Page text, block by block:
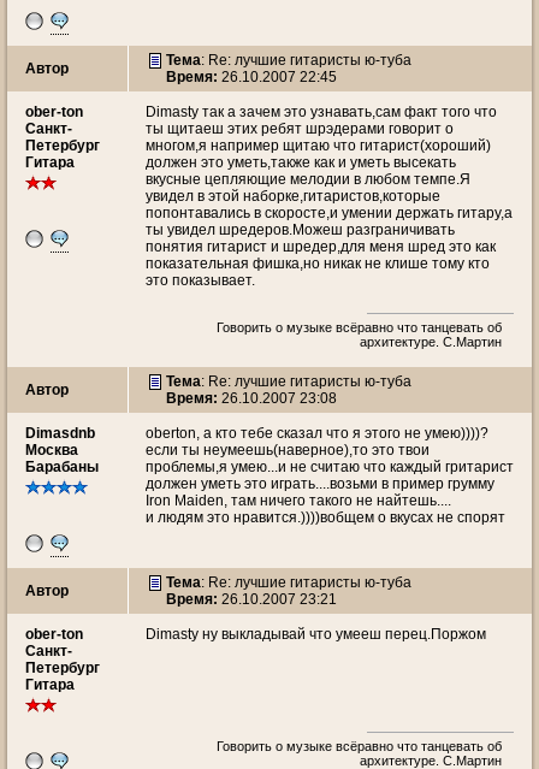
Автор Тема: Re: лучшие гитаристы ю-туба
Время: 26.10.2007 22:45
ober-ton
Санкт-
Петербург
Гитара
Dimasty так а зачем это узнавать,сам факт того что
ты щитаеш этих ребят шрэдерами говорит о
многом,я например щитаю что гитарист(хороший)
должен это уметь,также как и уметь высекать
вкусные цепляющие мелодии в любом темпе.Я
увидел в этой наборке,гитаристов,которые
попонтавались в скоросте,и умении держать гитару,а
ты увидел шредеров.Можеш разграничивать
понятия гитарист и шредер,для меня шред это как
показательная фишка,но никак не клише тому кто
это показывает.
Говорить о музыке всёравно что танцевать об
архитектуре. С.Мартин
Автор Тема: Re: лучшие гитаристы ю-туба
Время: 26.10.2007 23:08
Dimasdnb
Москва
Барабаны
oberton, а кто тебе сказал что я этого не умею))))?
если ты неумеешь(наверное),то это твои
проблемы,я умею...и не считаю что каждый гритарист
должен уметь это играть....возьми в пример грумму
Iron Maiden, там ничего такого не найтешь....
и людям это нравится.))))вобщем о вкусах не спорят
Автор Тема: Re: лучшие гитаристы ю-туба
Время: 26.10.2007 23:21
ober-ton
Санкт-
Петербург
Гитара
Dimasty ну выкладывай что умееш перец.Поржом
Говорить о музыке всёравно что танцевать об
архитектуре. С.Мартин